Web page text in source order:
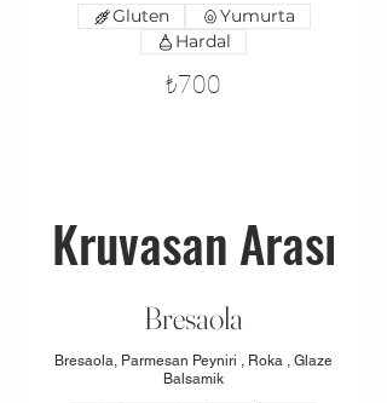
₺700
Gluten
Yumurta
Hardal
Kruvasan Arası
Bresaola
Bresaola, Parmesan Peyniri , Roka , Glaze
Balsamik